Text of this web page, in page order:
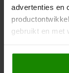
advertenties en
gebruikt en met
Als u het